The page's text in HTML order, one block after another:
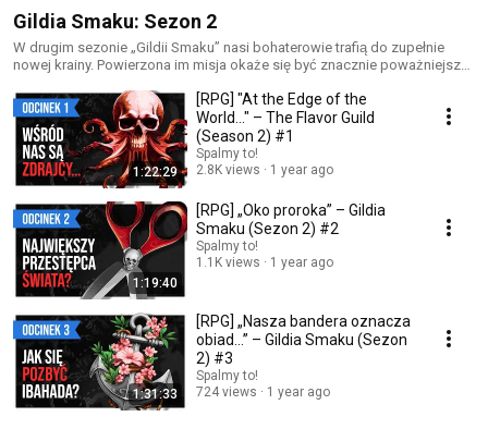
Gildia Smaku: Sezon 2
W drugim sezonie „Gildii Smaku” nasi bohaterowie trafią do zupełnie
nowej krainy. Powierzona im misja okaże się być znacznie poważniejsza,
zdecydować, po której właściwie stronie powinni stanąć…
1:22:29
[RPG] "At the Edge of the
World..." – The Flavor Guild
(Season 2) #1
Spalmy to!
2.8K views
1 year ago
1:19:40
[RPG] „Oko proroka” – Gildia
Smaku (Sezon 2) #2
Spalmy to!
1.1K views
1 year ago
1:31:33
[RPG] „Nasza bandera oznacza
obiad…” – Gildia Smaku (Sezon
2) #3
Spalmy to!
724 views
1 year ago